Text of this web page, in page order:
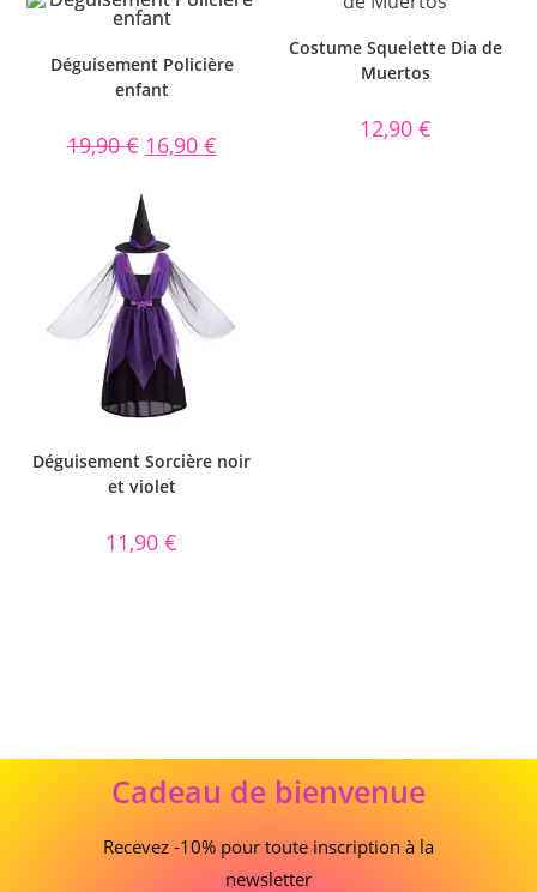
Déguisement Policière
enfant
19,90€ 16,90 €
Costume Squelette Dia de
Muertos
12,90 €
Déguisement Sorcière noir
et violet
11,90€
deCadeau de bienvenue
Recevez -10% pour toute inscription à la
newsletter